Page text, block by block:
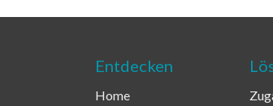
Entdecken
Home